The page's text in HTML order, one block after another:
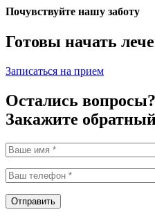
Почувствуйте нашу заботу
Готовы начать
Записаться на прием
Остались вопросы?
Закажите
Отправить